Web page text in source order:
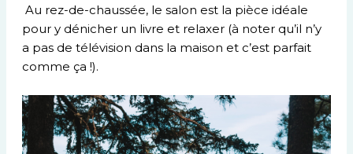
Au rez-de-chaussée, le salon est la pièce idéale
pour y dénicher un livre et relaxer (à noter qu’il n’y
a pas de télévision dans la maison et c’est parfait
comme ça !).